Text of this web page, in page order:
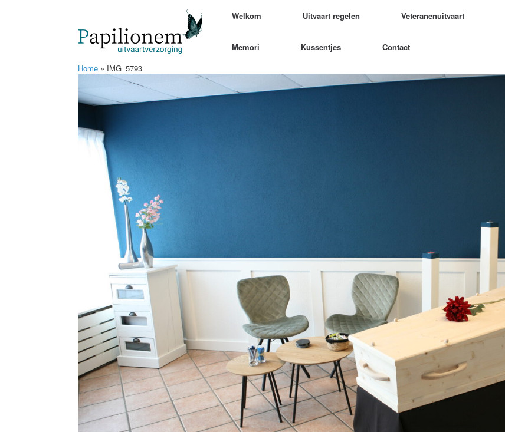
Welkom Uitvaart regelen Veteranenuitvaart
Memori Kussentjes
Contact
Home » IMG_5793